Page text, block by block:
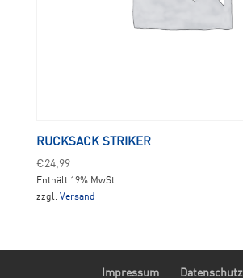
RUCKSACK STRIKER
€24,99
Enthält 19% MwSt.
zzgl. Versand
Impressum Datenschutz